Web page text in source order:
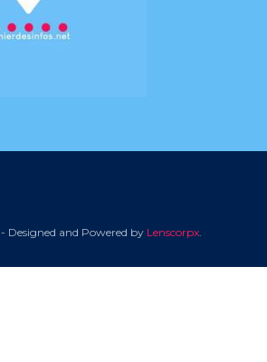
- Designed and Powered by Lenscorpx.